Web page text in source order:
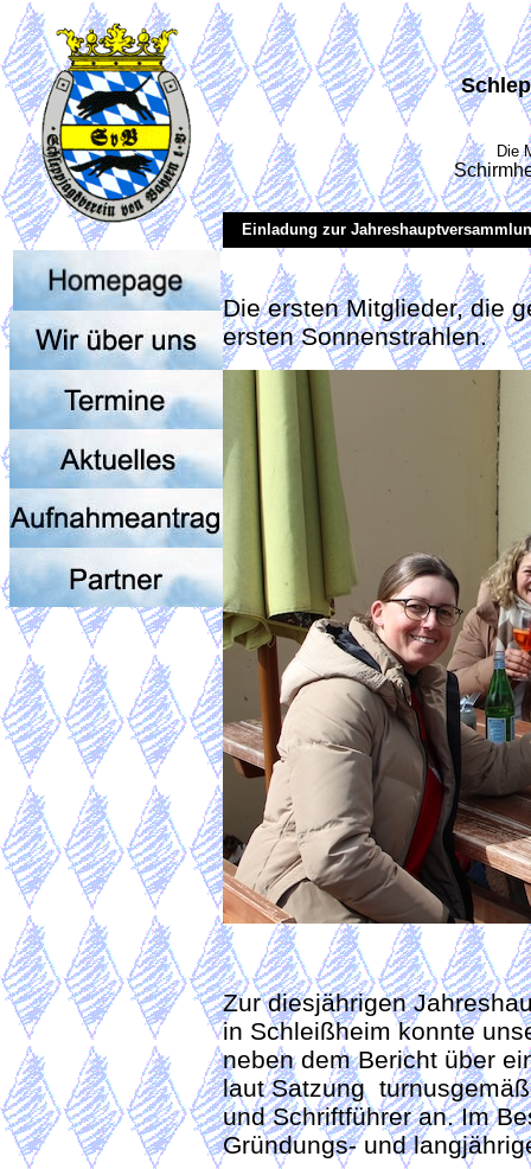
Die
Einladung zur
Die ersten Mitglieder, die
ersten Sonnenstrahlen.
Zur diesjährigen
in Schleißheim konnte
neben dem Bericht über
laut Satzung
und Schriftführer an. Im
Gründungs- und